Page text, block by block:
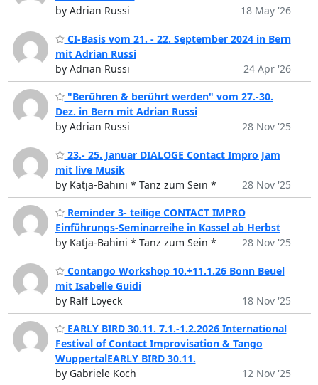
by Adrian Russi
18 May '26
CI-Basis vom 21. - 22. September 2024 in Bern
mit Adrian Russi
by Adrian Russi
24 Apr '26
"Berühren & berührt werden" vom 27.-30.
Dez. in Bern mit Adrian Russi
by Adrian Russi
28 Nov '25
23.- 25. Januar DIALOGE Contact Impro Jam
mit live Musik
by Katja-Bahini * Tanz zum Sein *
28 Nov '25
Reminder 3- teilige CONTACT IMPRO
Einführungs-Seminarreihe in Kassel ab Herbst
by Katja-Bahini * Tanz zum Sein *
28 Nov '25
Contango Workshop 10.+11.1.26 Bonn Beuel
mit Isabelle Guidi
by Ralf Loyeck
18 Nov '25
EARLY BIRD 30.11. 7.1.-1.2.2026 International
Festival of Contact Improvisation & Tango
WuppertalEARLY BIRD 30.11.
by Gabriele Koch
12 Nov '25